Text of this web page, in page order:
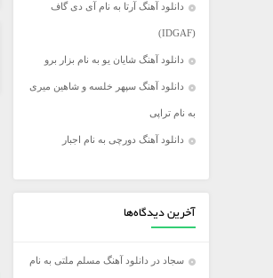
مجید اخشابی
مجید خراطها
محسن چاووشی
دانلود آهنگ آرتا به نام آی دی گاف
(IDGAF)
دانلود آهنگ شایان یو به نام بزار برو
دانلود آهنگ سپهر خلسه و شاهین میری
به نام تراپی
دانلود آهنگ دورچی به نام اجبار
آخرین دیدگاه‌ها
سجاد در دانلود آهنگ مسلم ملتی به نام